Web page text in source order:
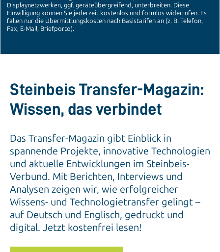
Steinbeis Transfer-Magazin:
Wissen, das verbindet
Das Transfer-Magazin gibt Einblick in
spannende Projekte, innovative Technologien
und aktuelle Entwicklungen im Steinbeis-
Verbund. Mit Berichten, Interviews und
Analysen zeigen wir, wie erfolgreicher
Wissens- und Technologietransfer gelingt –
auf Deutsch und Englisch, gedruckt und
digital. Jetzt kostenfrei lesen!